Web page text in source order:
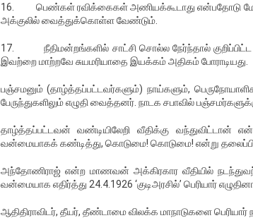
16. பெண்கள் ரவிக்கைகள் அணியக்கூடாது என்பதோடு மேல்
அக்குலில் வைத்துக்கொள்ள வேண்டும்.
17. நீதிமன்றங்களில் சாட்சி சொல்ல நேர்ந்தால் குறிப்பிட்ட
இவற்றை மாற்றவே சுயமரியாதை இயக்கம் அதிகம் போராடியது.
பஞ்சமனும் (தாழ்த்தப்பட்டவர்களும்) நாய்களும்,
பேருந்துகளிலும் எழுதி வைத்தனர். நாடக சபாவில்
தாழ்த்தப்பட்டவன் வண்டியிலேறி வீதிக்கு வந்துவிட்டான்
வன்மையாகக் கண்டித்து, கொடுமை! கொடுமை! என்று தலைப்பில்
அந்தோணிராஜ் என்ற மாணவன் அக்கிரகார வீதியில்
வன்மையாக எதிர்த்து 24.4.1926 ‘குடிஅரசில்’ பெரியார்
ஆதிதிராவிடர், தீயர், தீண்டாமை விலக்க மாநாடுகளை பெரியார்